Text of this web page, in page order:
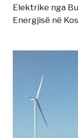
Elektrike nga
Energjisë në